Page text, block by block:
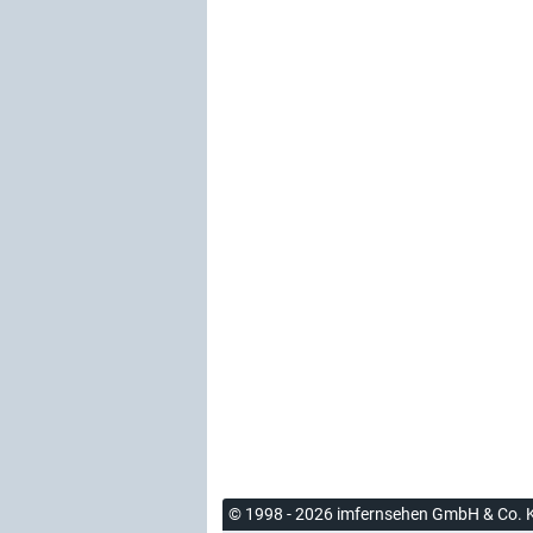
© 1998 - 2026 imfernsehen GmbH & Co.